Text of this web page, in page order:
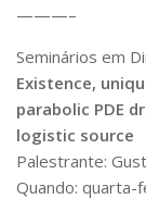
Segurança,
RH,
Outros
Comunicação
Assessorias
Aplicativos
———–
Seminários em
Existence,
parabolic PDE
logistic source
Palestrante:
Quando: quarta-